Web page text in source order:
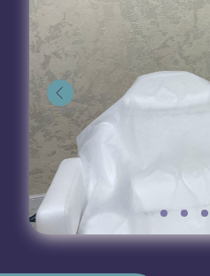
+7 (981) 970 91 02
(ул. Захарьевская, 25)
+7 (931) 314-97-51
(ул. Оптиков 45/1)
+7 (995) 236-16-16
(пр. Московский
183-185Ак7)